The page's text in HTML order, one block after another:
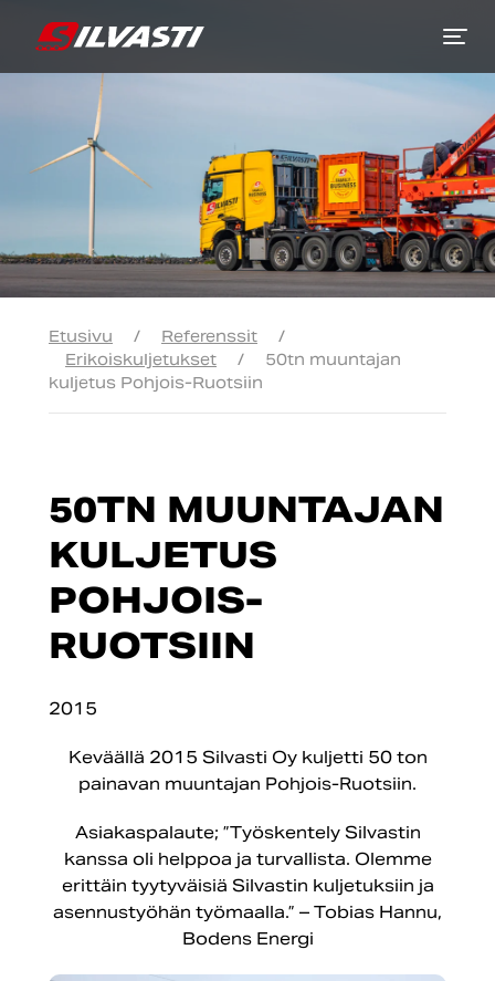
Etusivu / Referenssit
/
Erikoiskuljetukset
/
50tn muuntajan
kuljetus Pohjois-Ruotsiin
50TN MUUNTAJAN
KULJETUS
POHJOIS-
RUOTSIIN
2015
Keväällä 2015 Silvasti Oy kuljetti 50 ton
painavan muuntajan Pohjois-Ruotsiin.
Asiakaspalaute; ”Työskentely Silvastin
kanssa oli helppoa ja turvallista. Olemme
erittäin tyytyväisiä Silvastin kuljetuksiin ja
asennustyöhän työmaalla.” – Tobias Hannu,
Bodens Energi